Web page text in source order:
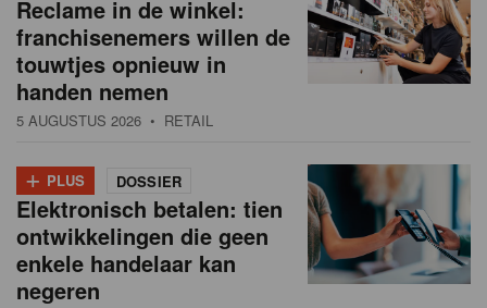
Reclame in de winkel:
franchisenemers willen de
touwtjes opnieuw in
handen nemen
5 AUGUSTUS 2026 • RETAIL
+ PLUS DOSSIER
Elektronisch betalen: tien
ontwikkelingen die geen
enkele handelaar kan
negeren